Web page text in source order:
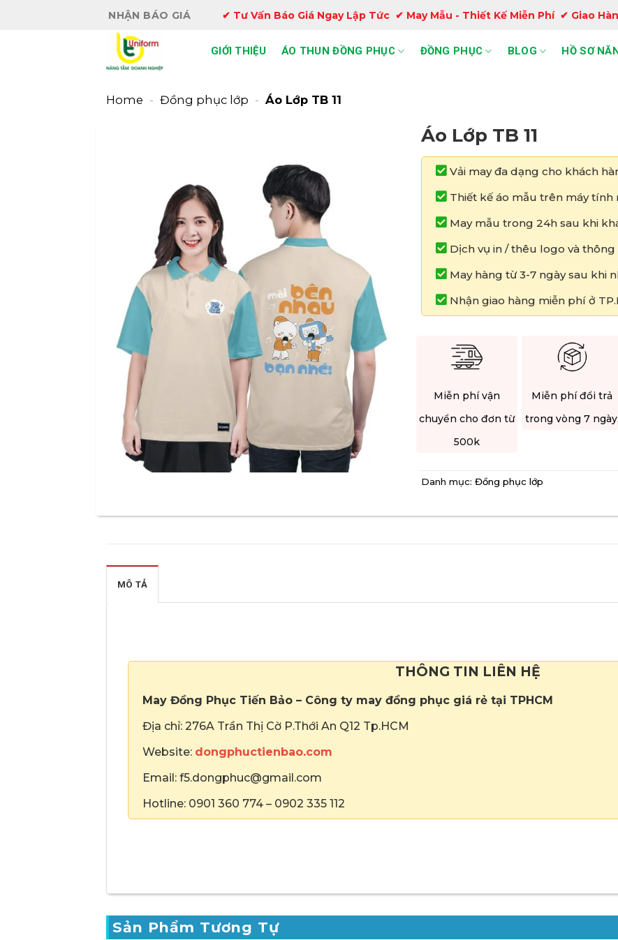
NHẬN BÁO GIÁ ✔ Tư Vấn Báo Giá Ngay Lập Tức ✔ May Mẫu - Thiết Kế Miễn Phí ✔ Giao
GIỚI THIỆU ÁO THUN ĐỒNG PHỤC ĐỒNG PHỤC BLOG HỒ SƠ
Home - Đồng phục lớp - Áo Lớp TB 11
Áo Lớp TB 11
Vải may đa dạng cho khách
Thiết kế áo mẫu trên máy tính
May mẫu trong 24h sau khi
Dịch vụ in / thêu logo và
May hàng từ 3-7 ngày sau khi
Nhận giao hàng miễn phí ở
Miễn phí vận
chuyển cho đơn từ
500k
Miễn phí đổi trả
trong vòng 7 ngày.
Danh mục: Đồng phục lớp
MÔ TẢ
THÔNG TIN LIÊN HỆ
May Đồng Phục Tiến Bảo – Công ty may đồng phục giá rẻ tại TPHCM
Địa chỉ: 276A Trần Thị Cờ P.Thới An Q12 Tp.HCM
Website: dongphuctienbao.com
Email: f5.dongphuc@gmail.com
Hotline: 0901 360 774 – 0902 335 112
Sản Phẩm Tương Tự